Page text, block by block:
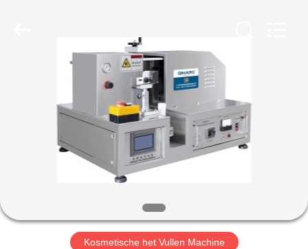
PRODUCTEN
ONGEVEER
FABRIEKSREIS
Kosmetische het Vullen Machine